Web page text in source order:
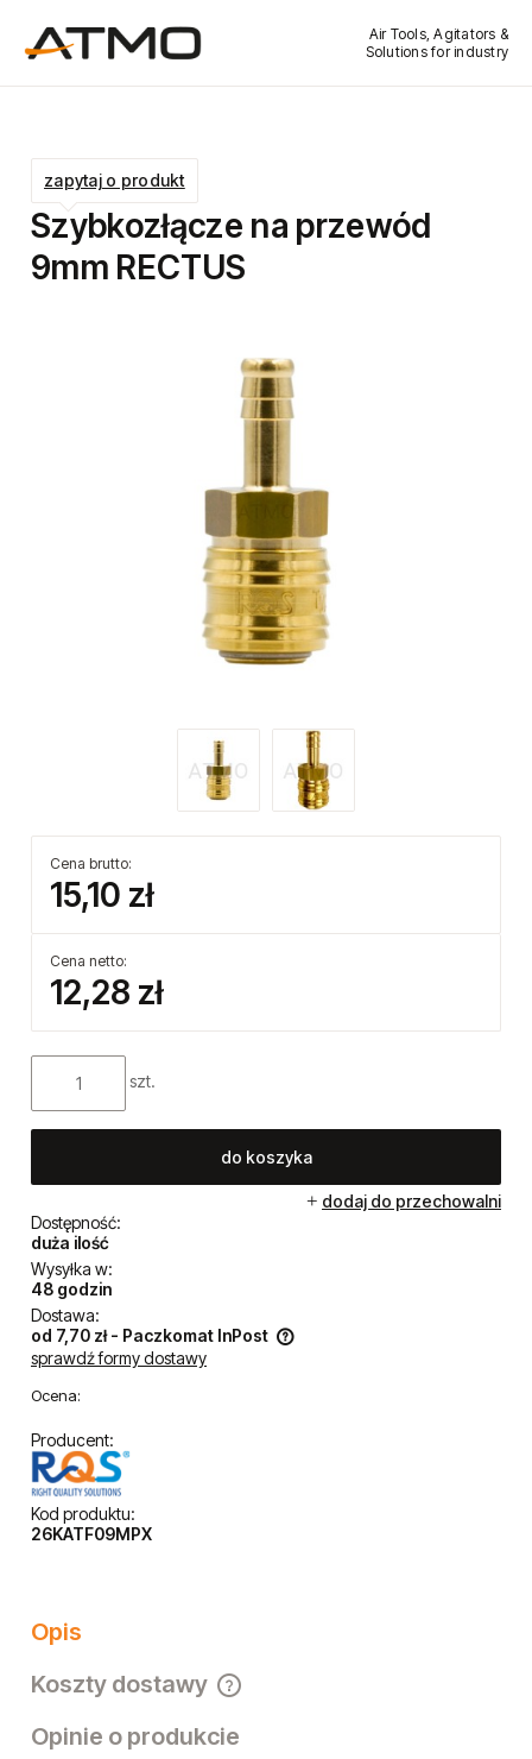
Air Tools, Agitators &
Solutions for industry
Szybkozłącze na przewód
9mm RECTUS
Cena brutto:
15,10 zł
Cena netto:
12,28 zł
szt.
do koszyka
dodaj do przechowalni
Dostępność:
duża ilość
Wysyłka w:
48 godzin
Dostawa:
od 7,70 zł - Paczkomat InPost
Cena nie zawiera ewentualnych kosztów płatności
sprawdź formy dostawy
Ocena:
Producent:
Kod produktu:
26KATF09MPX
zapytaj o produkt
Opis
Koszty dostawy
Cena nie zawiera ewentualnych kosztów płatności
Opinie o produkcie